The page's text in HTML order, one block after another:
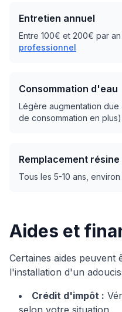
Entretien annuel
Entre 100€ et 200€ par
professionnel
Consommation d'eau
Légère augmentation
de consommation en plus)
Remplacement résine
Tous les 5-10 ans,
Aides et
Certaines aides peuvent
l'installation d'un
Crédit d'impôt :
selon votre situation